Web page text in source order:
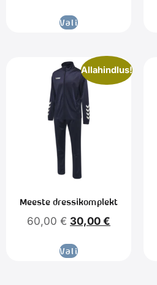
Vali
Allahindlus!
Meeste dressikomplekt
60,00 € 30,00 €
Vali